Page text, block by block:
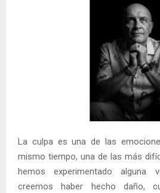
La culpa es una de las
mismo tiempo, una de las más
hemos experimentado alguna
creemos haber hecho daño,